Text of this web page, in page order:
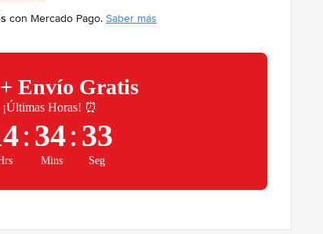
con Mercado Pago. Saber más
Envío Gratis
¡Últimas Horas! ⏰
: 34: 32
Mins Seg